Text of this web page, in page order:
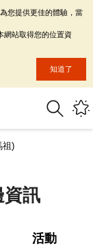
祖)
資訊
活動
您提供更佳的體驗，當
網站取得您的位置資
知道了